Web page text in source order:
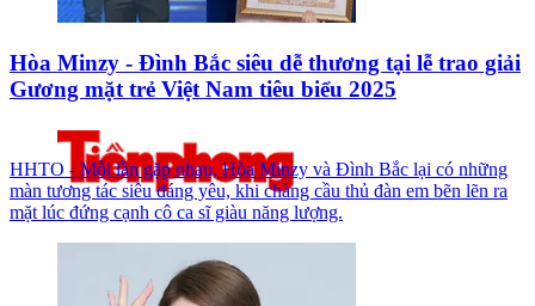
Hòa Minzy - Đình Bắc siêu dễ thương tại lễ trao giải
Gương mặt trẻ Việt Nam tiêu biểu 2025
HHTO - Mỗi lần gặp nhau, Hòa Minzy và Đình Bắc lại có những
màn tương tác siêu đáng yêu, khi chàng cầu thủ đàn em bẽn lẽn ra
mặt lúc đứng cạnh cô ca sĩ giàu năng lượng.